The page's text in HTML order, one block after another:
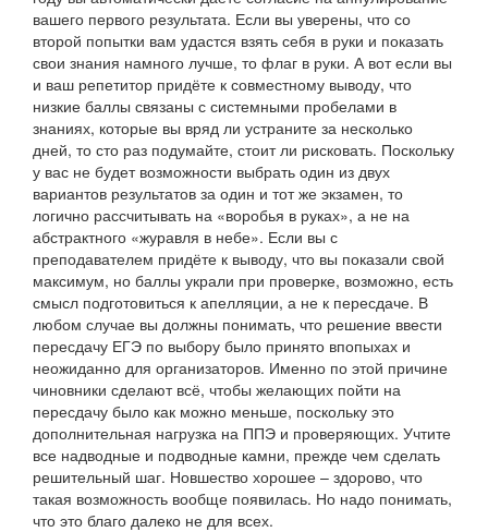
вашего первого результата. Если вы уверены, что со
второй попытки вам удастся взять себя в руки и показать
свои знания намного лучше, то флаг в руки. А вот если вы
и ваш репетитор придёте к совместному выводу, что
низкие баллы связаны с системными пробелами в
знаниях, которые вы вряд ли устраните за несколько
дней, то сто раз подумайте, стоит ли рисковать. Поскольку
у вас не будет возможности выбрать один из двух
вариантов результатов за один и тот же экзамен, то
логично рассчитывать на «воробья в руках», а не на
абстрактного «журавля в небе». Если вы с
преподавателем придёте к выводу, что вы показали свой
максимум, но баллы украли при проверке, возможно, есть
смысл подготовиться к апелляции, а не к пересдаче. В
любом случае вы должны понимать, что решение ввести
пересдачу ЕГЭ по выбору было принято впопыхах и
неожиданно для организаторов. Именно по этой причине
чиновники сделают всё, чтобы желающих пойти на
пересдачу было как можно меньше, поскольку это
дополнительная нагрузка на ППЭ и проверяющих. Учтите
все надводные и подводные камни, прежде чем сделать
решительный шаг. Новшество хорошее – здорово, что
такая возможность вообще появилась. Но надо понимать,
что это благо далеко не для всех.